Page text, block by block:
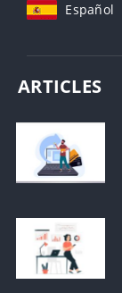
Español
ARTICLES